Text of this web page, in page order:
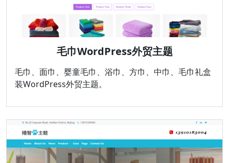
毛巾WordPress外贸主题
毛巾、面巾、婴童毛巾、浴巾、方巾、中巾、毛巾礼盒
装WordPress外贸主题。